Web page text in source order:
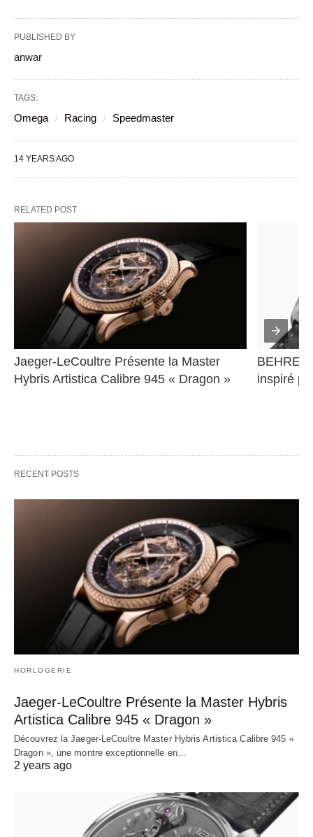
PUBLISHED BY
anwar
TAGS:
Omega Racing Speedmaster
14 YEARS AGO
RELATED POST
Jaeger-LeCoultre Présente la Master
Hybris Artistica Calibre 945 « Dragon »
inspiré
RECENT POSTS
HORLOGERIE
Jaeger-LeCoultre Présente la Master Hybris
Artistica Calibre 945 « Dragon »
Découvrez la Jaeger-LeCoultre Master Hybris Artistica Calibre 945 «
Dragon », une montre exceptionnelle en…
2 years ago